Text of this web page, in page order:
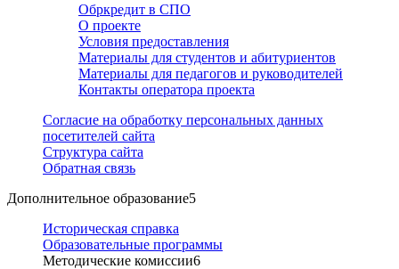
Обркредит в СПО
О проекте
Условия предоставления
Материалы для студентов и абитуриентов
Материалы для педагогов и руководителей
Контакты оператора проекта
Согласие на обработку персональных данных
посетителей сайта
Структура сайта
Обратная связь
Дополнительное образование5
Историческая справка
Образовательные программы
Методические комиссии6